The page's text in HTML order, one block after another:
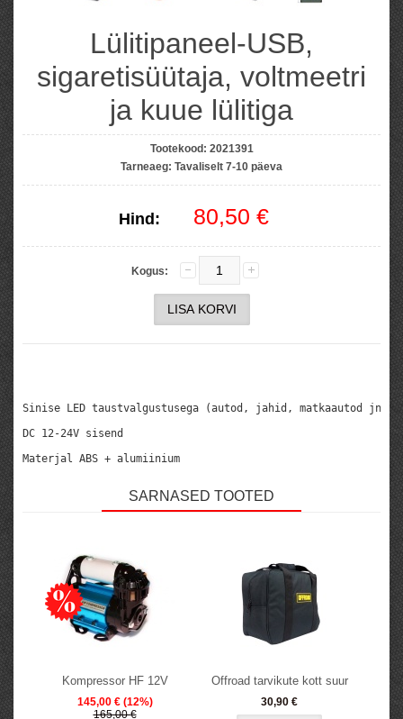
Lülitipaneel-USB,
sigaretisüütaja, voltmeetri
ja kuue lülitiga
Tootekood: 2021391
Tarneaeg: Tavaliselt 7-10 päeva
Hind: 80,50 €
Kogus:
Sinise LED taustvalgustusega (autod, jahid, matkaautod
DC 12-24V sisend
Materjal ABS + alumiinium
SARNASED TOOTED
Kompressor HF 12V
145,00 € (12%)
165,00 €
Offroad tarvikute kott suur
30,90 €